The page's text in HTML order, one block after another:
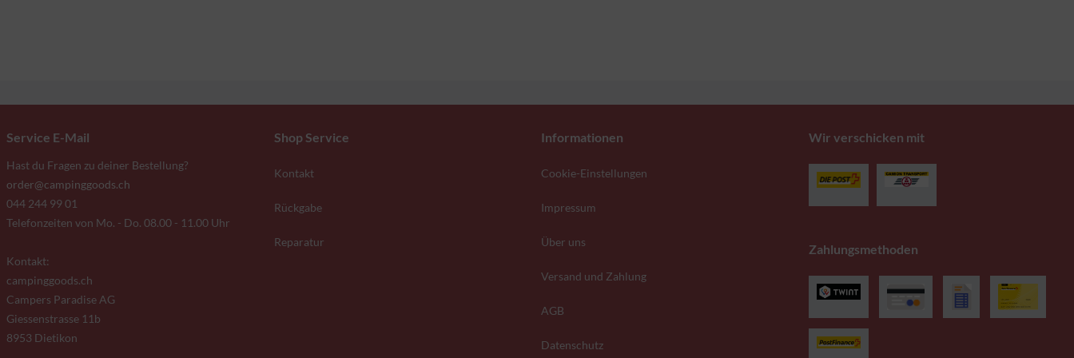
Service E-Mail
Hast du Fragen zu deiner Bestellung?
order@campinggoods.ch
044 244 99 01
Telefonzeiten von Mo. - Do. 08.00 - 11.00 Uhr
Kontakt:
campinggoods.ch
Campers Paradise AG
Giessenstrasse 11b
8953 Dietikon
Shop Service
Kontakt
Rückgabe
Reparatur
Informationen
Cookie-Einstellungen
Impressum
Über uns
Versand und Zahlung
AGB
Datenschutz
Wir verschicken mit
Zahlungsmethoden